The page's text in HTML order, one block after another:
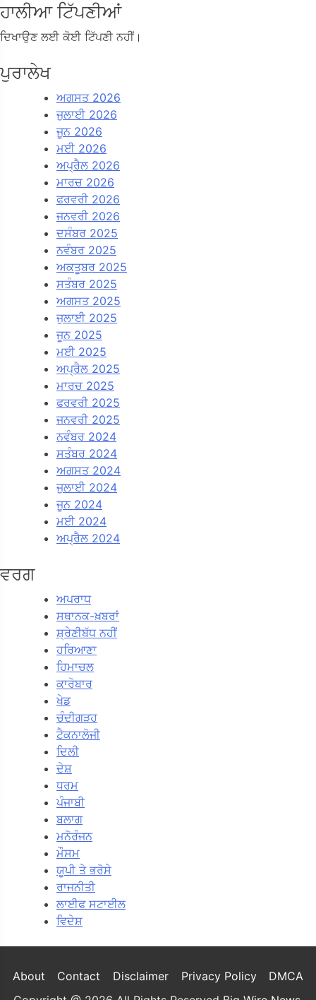
ਹਾਲੀਆ ਟਿੱਪਣੀਆਂ
ਦਿਖਾਉਣ ਲਈ ਕੋਈ ਟਿੱਪਣੀ ਨਹੀਂ।
ਪੁਰਾਲੇਖ
ਅਗਸਤ 2026
ਜੁਲਾਈ 2026
ਜੂਨ 2026
ਮਈ 2026
ਅਪ੍ਰੈਲ 2026
ਮਾਰਚ 2026
ਫਰਵਰੀ 2026
ਜਨਵਰੀ 2026
ਦਸੰਬਰ 2025
ਨਵੰਬਰ 2025
ਅਕਤੂਬਰ 2025
ਸਤੰਬਰ 2025
ਅਗਸਤ 2025
ਜੁਲਾਈ 2025
ਜੂਨ 2025
ਮਈ 2025
ਅਪ੍ਰੈਲ 2025
ਮਾਰਚ 2025
ਫਰਵਰੀ 2025
ਜਨਵਰੀ 2025
ਨਵੰਬਰ 2024
ਸਤੰਬਰ 2024
ਅਗਸਤ 2024
ਜੁਲਾਈ 2024
ਜੂਨ 2024
ਮਈ 2024
ਅਪ੍ਰੈਲ 2024
ਵਰਗ
ਅਪਰਾਧ
ਸਥਾਨਕ-ਖ਼ਬਰਾਂ
ਸ਼੍ਰੇਣੀਬੱਧ ਨਹੀਂ
ਹਰਿਆਣਾ
ਹਿਮਾਚਲ
ਕਾਰੋਬਾਰ
ਖੇਡ
ਚੰਦੀਗੜਹ
ਟੈਕਨਾਲੋਜੀ
ਦਿਲੀ
ਦੇਸ਼
ਧਰਮ
ਪੰਜਾਬੀ
ਬਲਾਗ
ਮਨੋਰੰਜਨ
ਮੌਸਮ
ਯੂਪੀ ਤੇ ਭਰੋਸੇ
ਰਾਜਨੀਤੀ
ਲਾਈਫ ਸਟਾਈਲ
ਵਿਦੇਸ਼
About Contact Disclaimer Privacy Policy
DMCA